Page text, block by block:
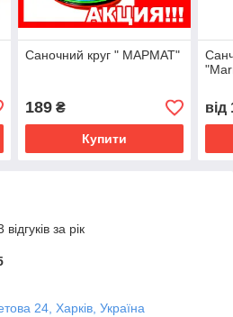
Саночний круг " МАРМАТ"
189₴
Купити
від
за рік
24, Харків, Україна